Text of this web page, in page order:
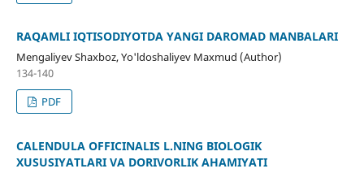
RAQAMLI IQTISODIYOTDA YANGI DAROMAD MANBALARI
Mengaliyev Shaxboz, Yo'ldoshaliyev Maxmud (Author)
134-140
PDF
CALENDULA OFFICINALIS L.NING BIOLOGIK
XUSUSIYATLARI VA DORIVORLIK AHAMIYATI